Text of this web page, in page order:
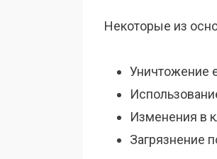
Некоторые из
Уничтожение
Изменения в
Загрязнение